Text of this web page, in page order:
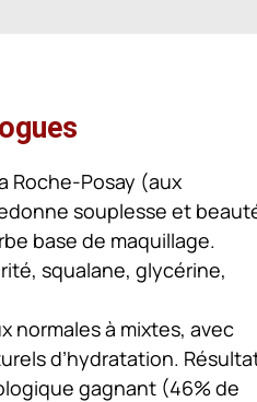
Roche-Posay (aux
souplesse et
base de maquillage.
squalane, glycérine,
normales à mixtes, avec
d’hydratation.
gagnant (46% de